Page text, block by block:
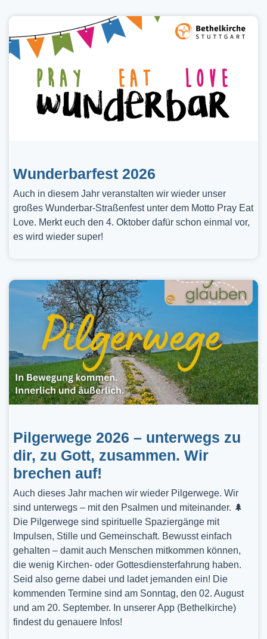
Wunderbarfest 2026
Auch in diesem Jahr veranstalten wir wieder unser
großes Wunderbar-Straßenfest unter dem Motto Pray Eat
Love. Merkt euch den 4. Oktober dafür schon einmal vor,
es wird wieder super!
Pilgerwege 2026 – unterwegs zu
dir, zu Gott, zusammen. Wir
brechen auf!
Auch dieses Jahr machen wir wieder Pilgerwege. Wir
sind unterwegs – mit den Psalmen und miteinander. 🌲
Die Pilgerwege sind spirituelle Spaziergänge mit
Impulsen, Stille und Gemeinschaft. Bewusst einfach
gehalten – damit auch Menschen mitkommen können,
die wenig Kirchen- oder Gottesdiensterfahrung haben.
Seid also gerne dabei und ladet jemanden ein! Die
kommenden Termine sind am Sonntag, den 02. August
und am 20. September. In unserer App (Bethelkirche)
findest du genauere Infos!